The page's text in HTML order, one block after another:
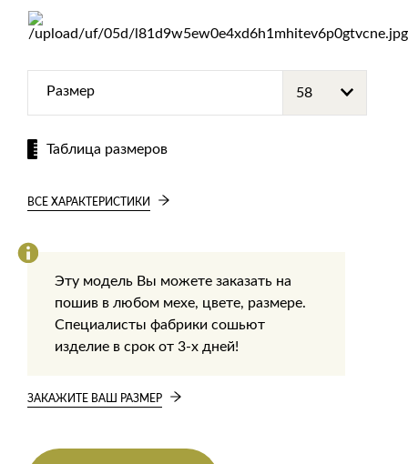
Размер
Таблица размеров
ВСЕ ХАРАКТЕРИСТИКИ
Эту модель Вы можете заказать на
пошив в любом мехе, цвете, размере.
Специалисты фабрики сошьют
изделие в срок от 3-х дней!
ЗАКАЖИТЕ ВАШ РАЗМЕР